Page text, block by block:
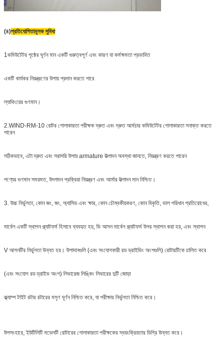
(৪)প্রতিযোগিতামূলক সুবিধা
1কমিউটেটর পৃষ্ঠের ঘূর্ণন মান একটি গুরুত্বপূর্ণ এবং কারণ যা কর্মক্ষমতা প্রভাবিত
একটি কার্যকর নিয়ন্ত্রণের উপায় প্রদান করতে পারে
ল্যাথিংয়ের গুণমান।
2.WIND-RM-10 রোটর গোলাকারতা পরীক্ষক দ্রুত এবং দ্রুত আর্মচার কমিউটেটর গোলাকারতা সনাক্ত করতে
পারেন
সঠিকভাবে, এটা দ্রুত এবং সরাসরি উপায় armature উত্পাদন অবস্থা জানতে, নিয়ন্ত্রণ করতে পারেন
পণ্যের গুণমান সময়মত, উৎপাদন প্রক্রিয়া নিয়ন্ত্রণ এবং আর্মার উত্পাদন মান নিশ্চিত।
3. উচ্চ নির্ভুলতা, কোন জং, জং, অ্যাসিড এবং ক্ষার, কোন চৌম্বকীয়করণ, কোন বিকৃতি, ভাল পরিধান প্রতিরোধের,
মার্বেল একটি স্থাপন প্ল্যাটফর্ম হিসাবে ব্যবহৃত হয়, ভি আসন মার্বেল প্ল্যাটফর্ম উপর স্থাপন করা হয়, এবং স্থাপন
V আসনটির নির্ভুলতা উন্নত হয়। উপাদানগুলি (এবং সংযোগকারী রড ড্রাইভিং অংশগুলি) রোটারটিকে চালিত করে
(এবং সংযোগ রড ড্রাইভ অংশ) লিভারেজ লিঙ্কিং লিভারের দুটি জোড়া
ক্ল্যাম্প টাইট রটার রটারের মসৃণ ঘূর্ণন নিশ্চিত করে, যা পরীক্ষার নির্ভুলতা নিশ্চিত করে।
উপসংহারে, ইউটিলিটি মডেলটি রোটারের গোলাকারতা পরীক্ষকের স্বয়ংক্রিয়তার ডিগ্রি উন্নত করে।